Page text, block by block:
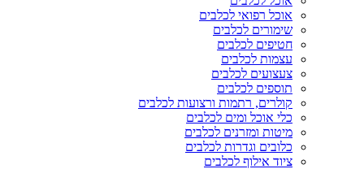
אוכל רפואי לכלבים
שימורים לכלבים
חטיפים לכלבים
עצמות לכלבים
צעצועים לכלבים
תוספים לכלבים
קולרים, רתמות ורצועות לכלבים
כלי אוכל ומים לכלבים
מיטות ומזרנים לכלבים
כלובים וגדרות לכלבים
ציוד אילוף לכלבים